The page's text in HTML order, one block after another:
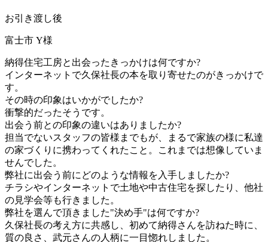
お引き渡し後
富士市 Y様
納得住宅工房と出会ったきっかけは何ですか?
インターネットで久保社長の本を取り寄せたのがきっかけで
す。
その時の印象はいかがでしたか?
衝撃的だったそうです。
出会う前との印象の違いはありましたか?
担当でないスタッフの皆様までもが、まるで家族の様に私達
の家づくりに携わってくれたこと。これまでは想像していま
せんでした。
弊社に出会う前にどのような情報を入手しましたか?
チラシやインターネットで土地や中古住宅を探したり、他社
の見学会等も行きました。
弊社を選んで頂きました"決め手"は何ですか?
久保社長の考え方に共感し、初めて納得さんを訪ねた時に、
質の良さ、武元さんの人柄に一目惚れしました。